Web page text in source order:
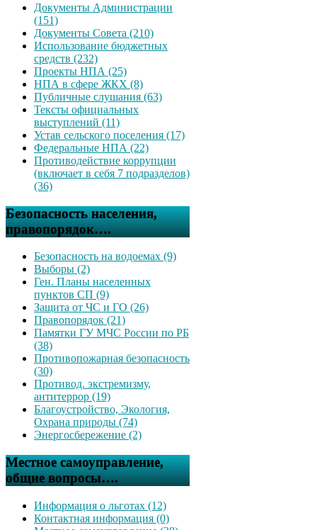
Документы Администрации
(151)
Документы Совета (210)
Использование бюджетных
средств (232)
Проекты НПА (25)
НПА в сфере ЖКХ (8)
Публичные слушания (63)
Тексты официальных
выступлений (11)
Устав сельского поселения (17)
Федеральные НПА (22)
Противодействие коррупции
(включает в себя 7 подразделов)
(36)
Безопасность населения,
правопорядок….
Безопасность на водоемах (9)
Выборы (2)
Ген. Планы населенных
пунктов СП (9)
Защита от ЧС и ГО (26)
Правопорядок (21)
Памятки ГУ МЧС России по РБ
(38)
Противопожарная безопасность
(30)
Противод. экстремизму,
антитеррор (19)
Благоустройство, Экология,
Охрана природы (74)
Энергосбережение (2)
Местное самоуправление,
общие вопросы….
Информация о льготах (12)
Контактная информация (0)